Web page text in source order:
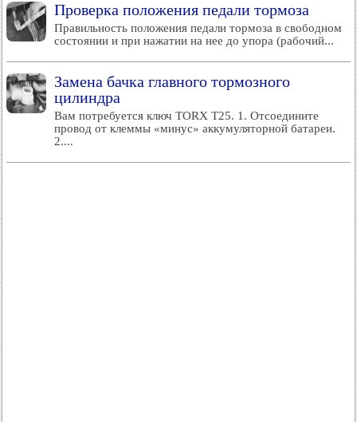
Проверка положения педали тормоза
Правильность положения педали тормоза в свободном
состоянии и при нажатии на нее до упора (рабочий...
Замена бачка главного тормозного
цилиндра
Вам потребуется ключ TORX T25. 1. Отсоедините
провод от клеммы «минус» аккумуляторной батареи.
2....